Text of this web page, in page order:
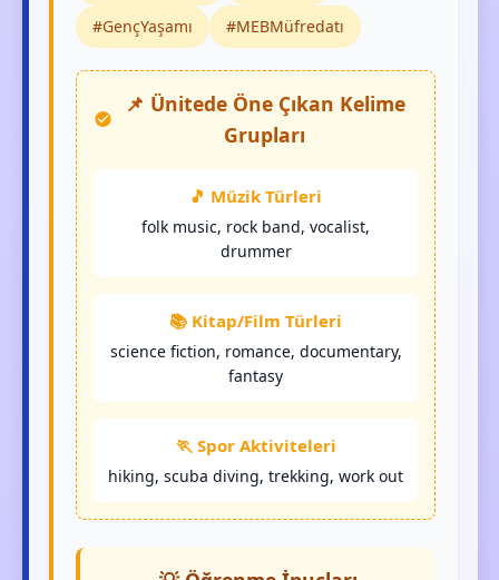
#GençYaşamı
#MEBMüfredatı
📌 Ünitede Öne Çıkan Kelime
Grupları
🎵 Müzik Türleri
folk music, rock band, vocalist,
drummer
📚 Kitap/Film Türleri
science fiction, romance, documentary,
fantasy
🏃 Spor Aktiviteleri
hiking, scuba diving, trekking, work out